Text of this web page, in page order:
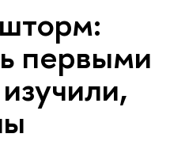
первыми